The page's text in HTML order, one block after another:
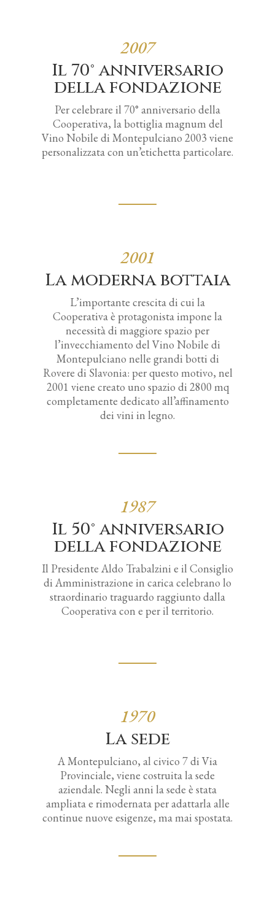
2007
Il 70° anniversario
della fondazione
Per celebrare il 70° anniversario della
Cooperativa, la bottiglia magnum del
Vino Nobile di Montepulciano 2003 viene
personalizzata con un’etichetta particolare.
2001
La moderna bottaia
L’importante crescita di cui la
Cooperativa è protagonista impone la
necessità di maggiore spazio per
l’invecchiamento del Vino Nobile di
Montepulciano nelle grandi botti di
Rovere di Slavonia: per questo motivo, nel
2001 viene creato uno spazio di 2800 mq
completamente dedicato all’affinamento
dei vini in legno.
1987
Il 50° anniversario
della fondazione
Il Presidente Aldo Trabalzini e il Consiglio
di Amministrazione in carica celebrano lo
straordinario traguardo raggiunto dalla
Cooperativa con e per il territorio.
1970
La sede
A Montepulciano, al civico 7 di Via
Provinciale, viene costruita la sede
aziendale. Negli anni la sede è stata
ampliata e rimodernata per adattarla alle
continue nuove esigenze, ma mai spostata.